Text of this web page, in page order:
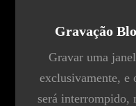
Gravação
Gravar uma
exclusivamente, e
será interrompido,